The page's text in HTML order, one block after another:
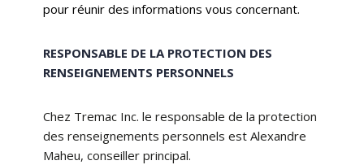
pour réunir des informations vous concernant.
RESPONSABLE DE LA PROTECTION DES
RENSEIGNEMENTS PERSONNELS
Chez Tremac Inc. le responsable de la protection
des renseignements personnels est Alexandre
Maheu, conseiller principal.